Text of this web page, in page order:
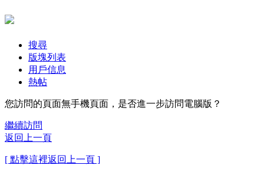
搜尋
版塊列表
用戶信息
熱帖
您訪問的頁面無手機頁面，是否進一步訪問電腦版？
繼續訪問
返回上一頁
[ 點擊這裡返回上一頁 ]